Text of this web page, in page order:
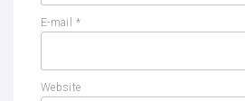
E-mail *
Website